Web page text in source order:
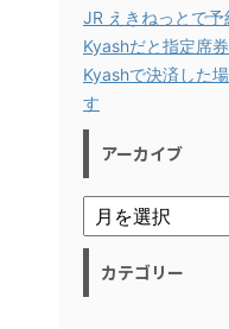
JR えきねっとで
Kyashだと指定席
Kyashで決済した
す
アーカイブ
カテゴリー